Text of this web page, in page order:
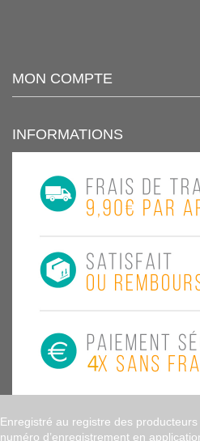
MON COMPTE
INFORMATIONS
Enregistré au registre des producteurs
numéro d’enregistrement en